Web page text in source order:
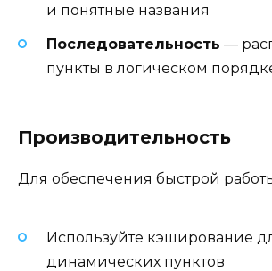
и понятные названия
Последовательность —
пункты в логическом
Производительность
Для обеспечения быстрой
Используйте кэширование
динамических пунктов